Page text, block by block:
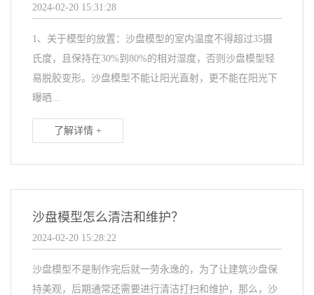
2024-02-20 15:31:28
1、关于模型的放置：沙盘模型的室内温度不得超过35摄
氏度，且保持在30%到80%的相对湿度，否则沙盘模型轻
易脱胶变形。沙盘模型不能让阳光直射，更不能在阳光下
曝晒...
了解详情 +
沙盘模型怎么清洁和维护？
2024-02-20 15:28:22
沙盘模型不是制作完后就一劳永逸的，为了让建筑沙盘保
持美观，后期通常还需要进行清洁打扫和维护，那么，沙